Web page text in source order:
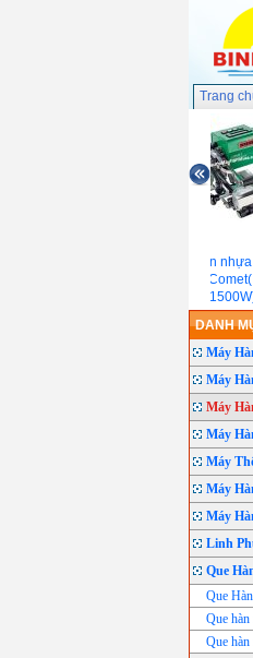
Trang
Máy hàn nhựa
Leister Comet(
1500W)
DANH
Máy
Máy
Máy
Máy
Máy
Máy
Máy
Linh
Que
Que
Que
Que